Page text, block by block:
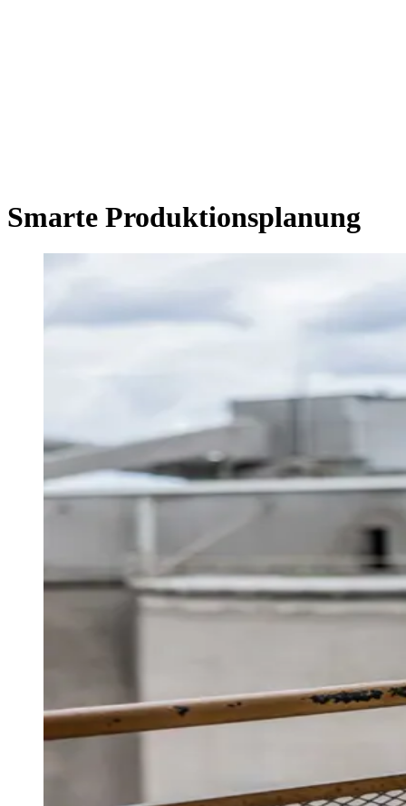
Smarte Produktionsplanung